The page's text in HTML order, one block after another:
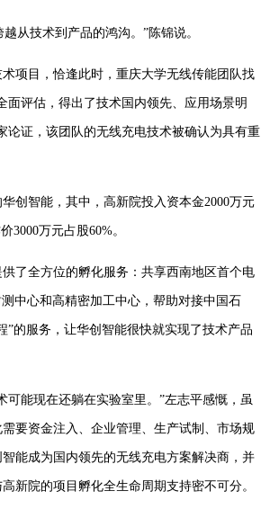
从技术到产品的鸿沟。”陈锦说。
项目，恰逢此时，重庆大学无线传能团队找
面评估，得出了技术国内领先、应用场景明
论证，该团队的无线充电技术被确认为具有重
创智能，其中，高新院投入资本金2000万元
3000万元占股60%。
了全方位的孵化服务：共享西南地区首个电
中心和高精密加工中心，帮助对接中国石
的服务，让华创智能很快就实现了技术产品
能现在还躺在实验室里。”左志平感慨，虽
要资金注入、企业管理、生产试制、市场规
能成为国内领先的无线充电方案解决商，并
新院的项目孵化全生命周期支持密不可分。